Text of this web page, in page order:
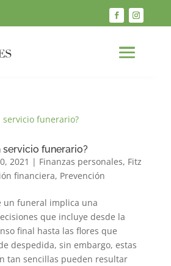
funerario?
2021 | Finanzas personales, Fitz
financiera, Prevención
un funeral implica una
que incluye desde la
final hasta las flores que
despedida, sin embargo, estas
tan sencillas pueden resultar